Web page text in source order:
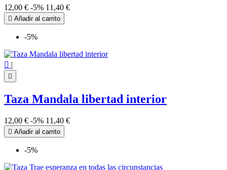
12,00 € -5% 11,40 €
 Añadir al carrito
-5%
 |

Taza Mandala libertad interior
12,00 € -5% 11,40 €
 Añadir al carrito
-5%